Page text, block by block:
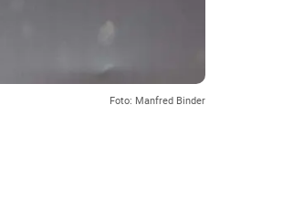
Foto: Manfred Binder